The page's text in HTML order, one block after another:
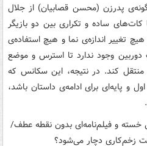
پدرزن (محسن قصابیان) از جلال
ساده و تکراری بین دو بازیگر
تغییر اندازه‌ی نما و هیچ استفاده‌ی
وجود ندارد تا استرس و موضع
منتقل کند. در نتیجه، این سکانس که
پایه‌ای برای ادامه‌ی داستان باشد،